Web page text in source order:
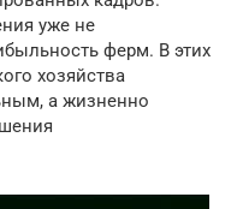
уже не
ферм. В этих
хозяйства
а жизненно